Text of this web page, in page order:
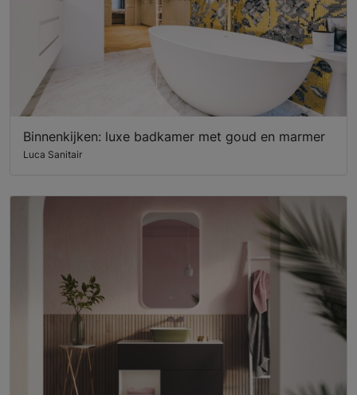
Binnenkijken: luxe badkamer met goud en marmer
Luca Sanitair